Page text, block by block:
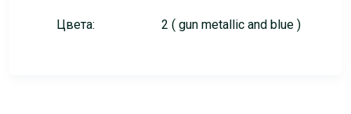
Цвета: 2 ( gun metallic and blue )